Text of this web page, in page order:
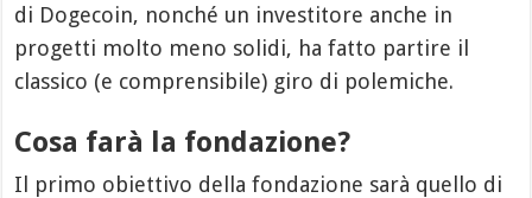
di Dogecoin, nonché un investitore anche in
progetti molto meno solidi, ha fatto partire il
classico (e comprensibile) giro di polemiche.
Cosa farà la fondazione?
Il primo obiettivo della fondazione sarà quello di